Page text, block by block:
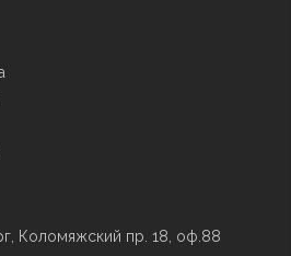
Коломяжский пр. 18, оф.88